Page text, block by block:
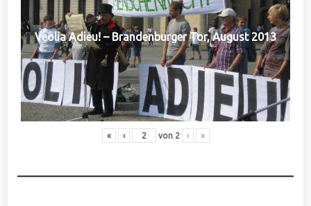
Veolia Adieu! – Brandenburger Tor, August 2013
« ‹ von 2 › »